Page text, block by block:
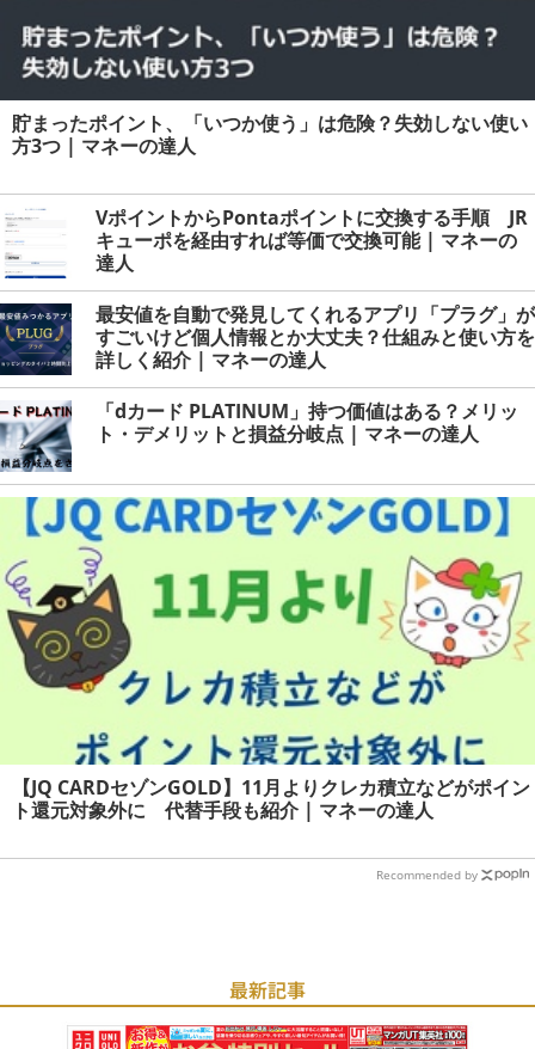
貯まったポイント、「いつか使う」は危険？失効しない使い
方3つ | マネーの達人
VポイントからPontaポイントに交換する手順 JR
キューポを経由すれば等価で交換可能 | マネーの
達人
最安値を自動で発見してくれるアプリ「プラグ」が
すごいけど個人情報とか大丈夫？仕組みと使い方を
詳しく紹介 | マネーの達人
「dカード PLATINUM」持つ価値はある？メリッ
ト・デメリットと損益分岐点 | マネーの達人
【JQ CARDセゾンGOLD】11月よりクレカ積立などがポイン
ト還元対象外に 代替手段も紹介 | マネーの達人
Recommended by
最新記事